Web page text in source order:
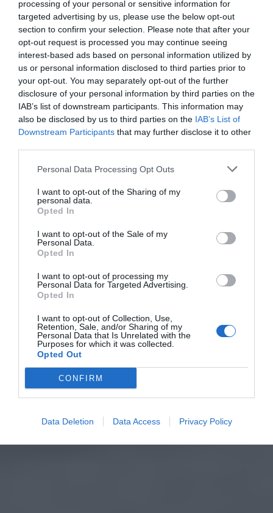
processing of your personal or sensitive information for
targeted advertising by us, please use the below opt-out
section to confirm your selection. Please note that after your
opt-out request is processed you may continue seeing
interest-based ads based on personal information utilized by
us or personal information disclosed to third parties prior to
your opt-out. You may separately opt-out of the further
disclosure of your personal information by third parties on the
IAB’s list of downstream participants. This information may
also be disclosed by us to third parties on the IAB’s List of
Downstream Participants that may further disclose it to other
Personal Data Processing Opt Outs
I want to opt-out of the Sharing of my
personal data.
Opted In
I want to opt-out of the Sale of my
Personal Data.
Opted In
I want to opt-out of processing my
Personal Data for Targeted Advertising.
Opted In
I want to opt-out of Collection, Use,
Retention, Sale, and/or Sharing of my
Personal Data that Is Unrelated with the
Purposes for which it was collected.
Opted Out
CONFIRM
Data Deletion Data Access Privacy Policy